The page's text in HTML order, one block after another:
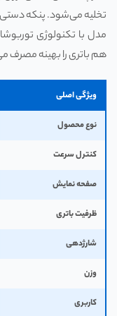
مدل با تکنولوژی
هم باتری را بهینه مصرف
ویژگی اصلی
نوع محصول
کنترل سرعت
صفحه نمایش
ظرفیت باتری
شارژدهی
وزن
کاربری